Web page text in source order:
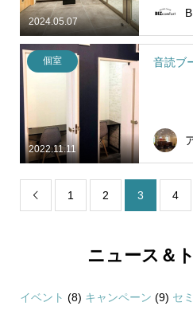
2024.05.07
2022.11.11
個室 音読ブ
 1 2 3 4
ニュース＆
イベント (8) キャンペーン (9) セ